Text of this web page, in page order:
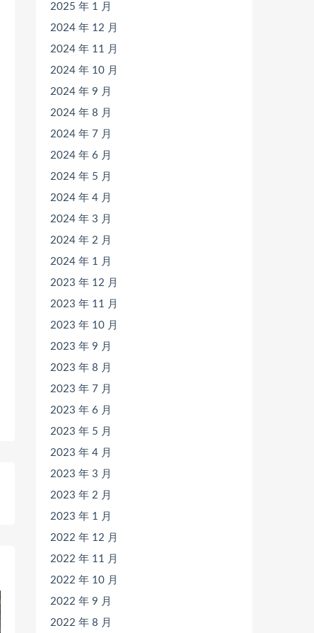
2025 年 1 月
2024 年 12 月
2024 年 11 月
2024 年 10 月
2024 年 9 月
2024 年 8 月
2024 年 7 月
2024 年 6 月
2024 年 5 月
2024 年 4 月
2024 年 3 月
2024 年 2 月
2024 年 1 月
2023 年 12 月
2023 年 11 月
2023 年 10 月
2023 年 9 月
2023 年 8 月
2023 年 7 月
2023 年 6 月
2023 年 5 月
2023 年 4 月
2023 年 3 月
2023 年 2 月
2023 年 1 月
2022 年 12 月
2022 年 11 月
2022 年 10 月
2022 年 9 月
2022 年 8 月